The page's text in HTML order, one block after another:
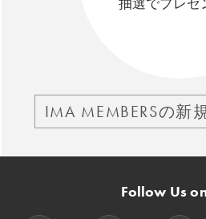
抽選でプレゼ
IMA MEMBERSの新
Follow Us